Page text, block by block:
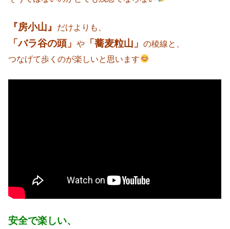
『房小山』 だけよりも、
「バラ谷の頭」や 「蕎麦粒山」の稜線と、
つなげて歩くのが楽しいと思います
安全で楽しい、